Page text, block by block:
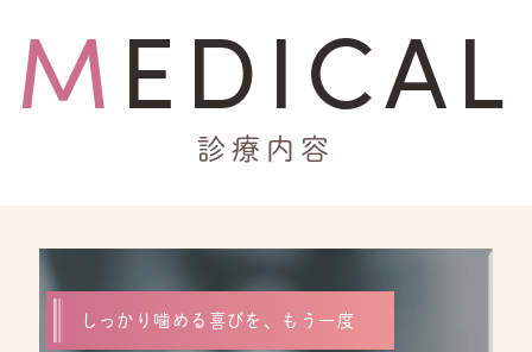
MEDICAL
診療内容
しっかり噛める喜びを、もう一度